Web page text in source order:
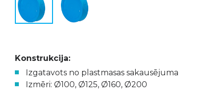
Konstrukcija:
Izgatavots no plastmasas sakausējuma
Izmēri: Ø100, Ø125, Ø160, Ø200